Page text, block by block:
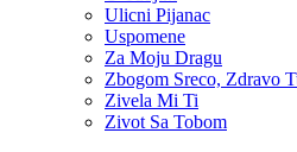
Ulicni Pijanac
Uspomene
Za Moju Dragu
Zbogom Sreco, Zdravo
Zivela Mi Ti
Zivot Sa Tobom